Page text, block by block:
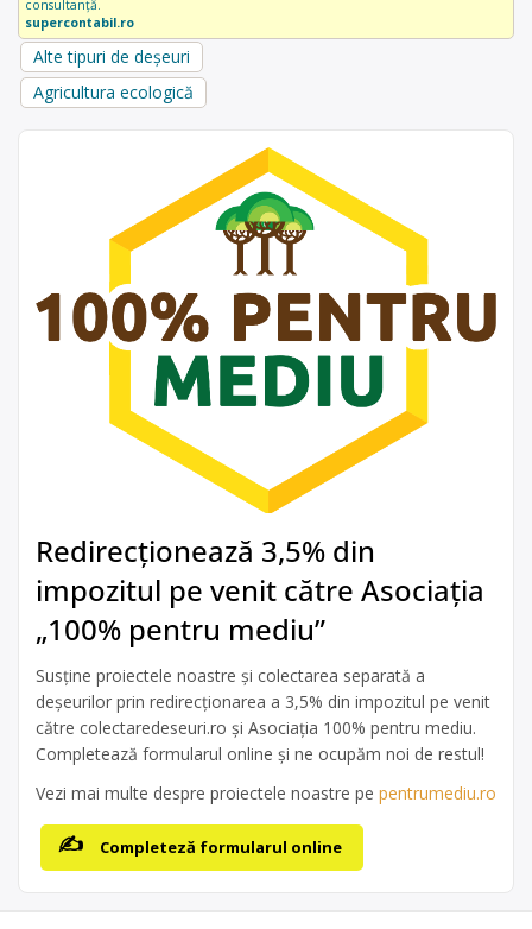
consultanță.
supercontabil.ro
Alte tipuri de deșeuri
Agricultura ecologică
Redirecționează 3,5% din
impozitul pe venit către Asociația
„100% pentru mediu”
Susține proiectele noastre și colectarea separată a
deșeurilor prin redirecționarea a 3,5% din impozitul pe venit
către colectaredeseuri.ro și Asociația 100% pentru mediu.
Completează formularul online și ne ocupăm noi de restul!
Vezi mai multe despre proiectele noastre pe pentrumediu.ro
Completeză formularul online